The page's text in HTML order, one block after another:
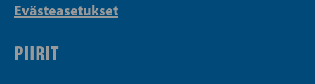
Evästeasetukset
PIIRIT